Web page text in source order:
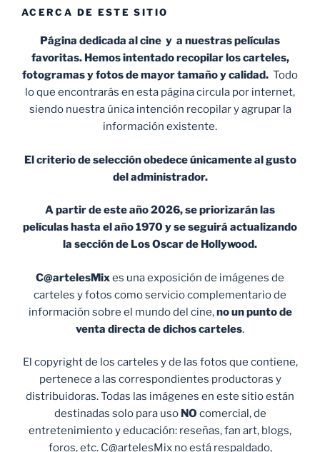
ACERCA DE ESTE SITIO
Página dedicada al cine y a nuestras películas
favoritas. Hemos intentado recopilar los carteles,
fotogramas y fotos de mayor tamaño y calidad. Todo
lo que encontrarás en esta página circula por internet,
siendo nuestra única intención recopilar y agrupar la
información existente.
El criterio de selección obedece únicamente al gusto
del administrador.
A partir de este año 2026, se priorizarán las
películas hasta el año 1970 y se seguirá actualizando
la sección de Los Oscar de Hollywood.
C@artelesMixes una exposición de imágenes de
carteles y fotos como servicio complementario de
información sobre el mundo del cine,no un punto de
venta directa de dichos carteles.
El copyright de los carteles y de las fotos que contiene,
pertenece a las correspondientes productoras y
distribuidoras. Todas las imágenes en este sitio están
destinadas solo para uso NO comercial, de
entretenimiento y educación: reseñas, fan art, blogs,
foros, etc. C@artelesMix no está respaldado,